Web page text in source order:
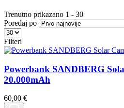
Trenutno prikazano 1 - 30
Poredaj po
Filteri
Powerbank SANDBERG
20.000mAh
60,00 €